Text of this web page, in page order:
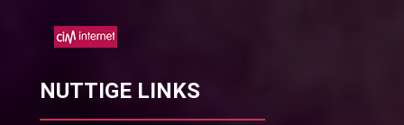
NUTTIGE LINKS